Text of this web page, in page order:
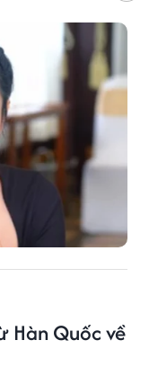
Hàn Quốc về